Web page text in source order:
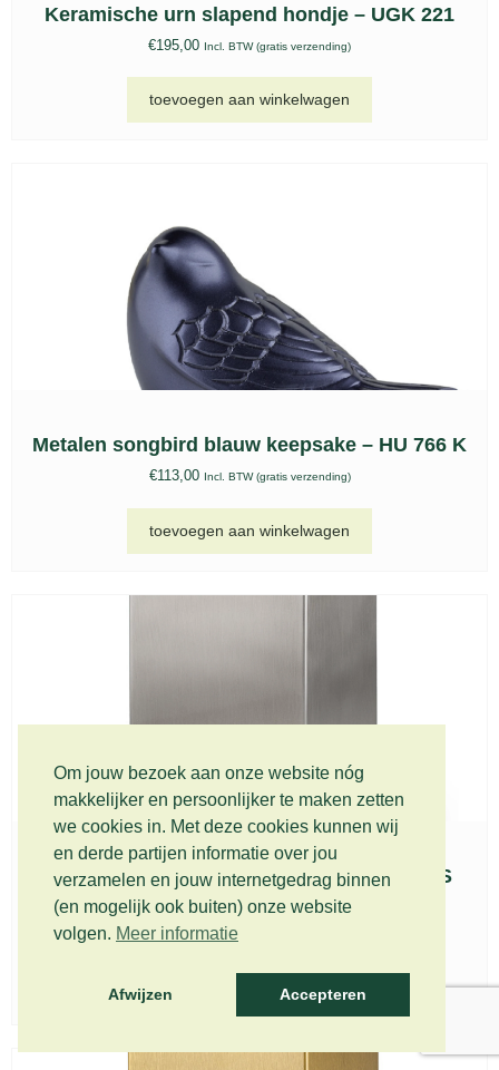
Om jouw bezoek aan onze website nóg
makkelijker en persoonlijker te maken zetten
we cookies in. Met deze cookies kunnen wij
en derde partijen informatie over jou
verzamelen en jouw internetgedrag binnen
(en mogelijk ook buiten) onze website
volgen. Meer informatie
Afwijzen Accepteren
Keramische urn slapend hondje – UGK 221
€195,00 Incl. BTW (gratis verzending)
toevoegen aan winkelwagen
Metalen songbird blauw keepsake – HU 766 K
€113,00 Incl. BTW (gratis verzending)
toevoegen aan winkelwagen
Roestvrijstalen urn Beaumont zilver – RVS
552
€ 249,00 Incl. BTW (gratis verzending)
toevoegen aan winkelwagen